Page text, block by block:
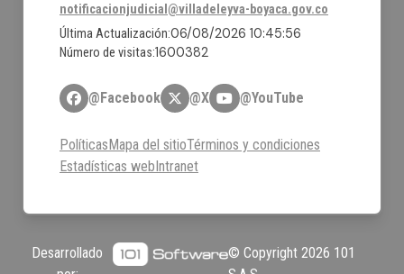
notificacionjudicial@villadeleyva-boyaca.gov.co
Última Actualización:06/08/2026 10:45:56
Número de visitas:1600382
@Facebook @X @YouTube
PolíticasMapa del sitioTérminos y condiciones
Estadísticas webIntranet
Desarrollado
© Copyright2026 101